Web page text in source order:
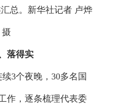
总。新华社记者 卢烨
摄
落得实
3个夜晚，30多名国
作，逐条梳理代表委